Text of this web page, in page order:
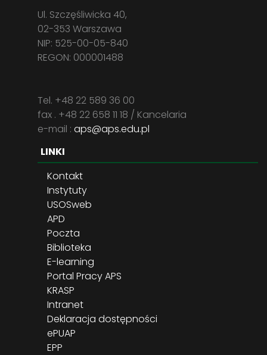
Ul. Szczęśliwicka 40,
02-353 Warszawa
NIP: 525-00-05-840
REGON: 000001488
Tel. +48 22 589 36 00
fax . +48 22 658 11 18 / Kancelaria
e-mail : aps@aps.edu.pl
LINKI
Kontakt
Instytuty
USOSweb
APD
Poczta
Biblioteka
E-learning
Portal Pracy APS
KRASP
Intranet
Deklaracja dostępności
ePUAP
EPP